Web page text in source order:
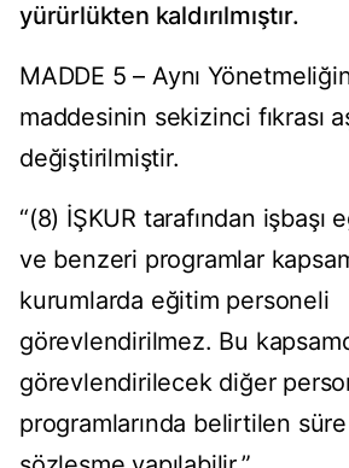
yürürlükten kaldırılmıştır.
MADDE 5 – Aynı
maddesinin sekizinci fıkrası
değiştirilmiştir.
“(8) İŞKUR tarafından işbaşı
ve benzeri programlar
kurumlarda eğitim personeli
görevlendirilmez. Bu
görevlendirilecek diğer
programlarında belirtilen